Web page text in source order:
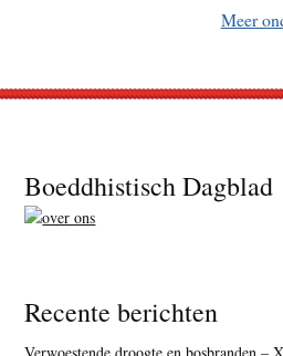
Meer
Footer
Boeddhistisch Dagblad
Recente berichten